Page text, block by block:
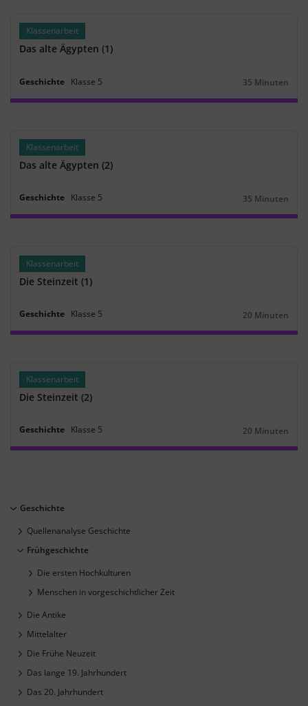
Klassenarbeit
Das alte Ägypten (1)
Geschichte Klasse 5
Dauer:
35 Minuten
Klassenarbeit
Das alte Ägypten (2)
Geschichte Klasse 5
Dauer:
35 Minuten
Klassenarbeit
Die Steinzeit (1)
Geschichte Klasse 5
Dauer:
20 Minuten
Klassenarbeit
Die Steinzeit (2)
Geschichte Klasse 5
Dauer:
20 Minuten
Geschichte
Quellenanalyse Geschichte
Frühgeschichte
Die ersten Hochkulturen
Menschen in vorgeschichtlicher Zeit
Die Antike
Mittelalter
Die Frühe Neuzeit
Das lange 19. Jahrhundert
Das 20. Jahrhundert